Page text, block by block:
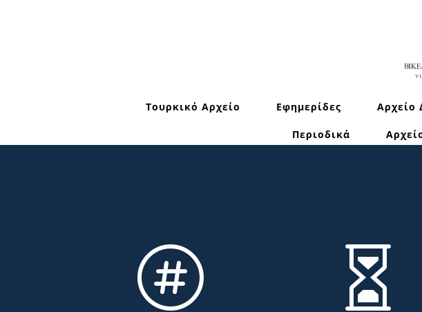
Τουρκικό Αρχείο Εφημερίδες Αρχείο
Περιοδικά
 